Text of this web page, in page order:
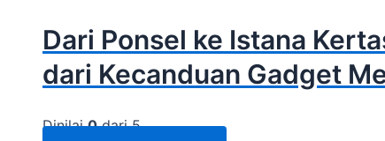
Dari Ponsel ke Istana
dari Kecanduan Gadget
Dinilai0dari 5